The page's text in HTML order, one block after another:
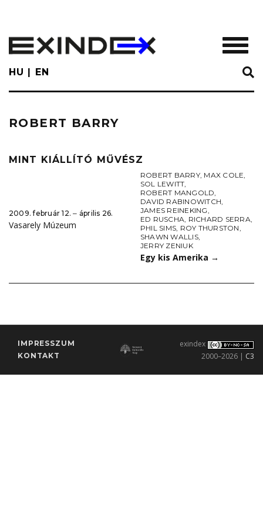
main
content
HU EN
ROBERT BARRY
MINT KIÁLLÍTÓ MŰVÉSZ
2009. február 12. ‒ április 26.
Vasarely Múzeum
ROBERT BARRY, MAX COLE,
SOL LEWITT,
ROBERT MANGOLD,
DAVID RABINOWITCH,
JAMES REINEKING,
ED RUSCHA, RICHARD SERRA,
PHIL SIMS, ROY THURSTON,
SHAWN WALLIS,
JERRY ZENIUK
Egy kis Amerika →
IMPRESSZUM
KONTAKT
exindex
2000–2026 | C3